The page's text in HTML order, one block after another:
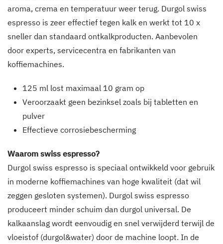
aroma, crema en temperatuur weer terug. Durgol swiss
espresso is zeer effectief tegen kalk en werkt tot 10 x
sneller dan standaard ontkalkproducten. Aanbevolen
door experts, servicecentra en fabrikanten van
koffiemachines.
125 ml lost maximaal 10 gram op
Veroorzaakt geen bezinksel zoals bij tabletten en
pulver
Effectieve corrosiebescherming
Waarom swiss espresso?
Durgol swiss espresso is speciaal ontwikkeld voor gebruik
in moderne koffiemachines van hoge kwaliteit (dat wil
zeggen gesloten systemen). Durgol swiss espresso
produceert minder schuim dan durgol universal. De
kalkaanslag wordt eenvoudig en snel verwijderd terwijl de
vloeistof (durgol&water) door de machine loopt. In de